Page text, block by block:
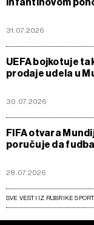
31.07.2026
UEFA bojkotuje
prodaje udela u
30.07.2026
FIFA otvara
poručuje da
28.07.2026
SVE VESTI IZ RUBRIKE SPORT